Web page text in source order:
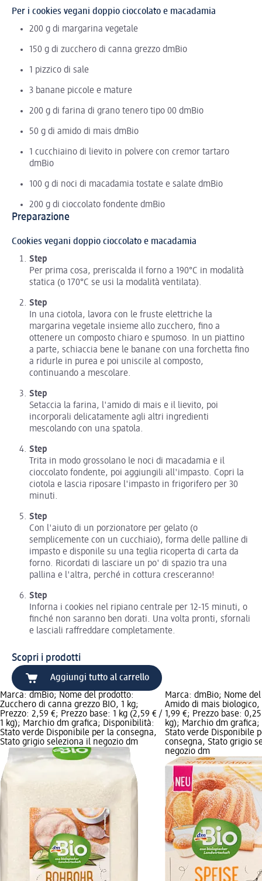
Per i cookies vegani doppio cioccolato e macadamia
200 g di margarina vegetale
150 g di zucchero di canna grezzo dmBio
1 pizzico di sale
3 banane piccole e mature
200 g di farina di grano tenero tipo 00 dmBio
50 g di amido di mais dmBio
1 cucchiaino di lievito in polvere con cremor tartaro
dmBio
100 g di noci di macadamia tostate e salate dmBio
200 g di cioccolato fondente dmBio
Preparazione
Cookies vegani doppio cioccolato e macadamia
Step
Per prima cosa, preriscalda il forno a 190°C in modalità
statica (o 170°C se usi la modalità ventilata).
Step
In una ciotola, lavora con le fruste elettriche la
margarina vegetale insieme allo zucchero, fino a
ottenere un composto chiaro e spumoso. In un piattino
a parte, schiaccia bene le banane con una forchetta fino
a ridurle in purea e poi uniscile al composto,
continuando a mescolare.
Step
Setaccia la farina, l'amido di mais e il lievito, poi
incorporali delicatamente agli altri ingredienti
mescolando con una spatola.
Step
Trita in modo grossolano le noci di macadamia e il
cioccolato fondente, poi aggiungili all'impasto. Copri la
ciotola e lascia riposare l'impasto in frigorifero per 30
minuti.
Step
Con l'aiuto di un porzionatore per gelato (o
semplicemente con un cucchiaio), forma delle palline di
impasto e disponile su una teglia ricoperta di carta da
forno. Ricordati di lasciare un po' di spazio tra una
pallina e l'altra, perché in cottura cresceranno!
Step
Inforna i cookies nel ripiano centrale per 12-15 minuti, o
finché non saranno ben dorati. Una volta pronti, sfornali
e lasciali raffreddare completamente.
Scopri i prodotti
Aggiungi tutto al carrello
Marca: dmBio; Nome del prodotto:
Zucchero di canna grezzo BIO, 1 kg;
Prezzo: 2,59 €; Prezzo base: 1 kg (2,59 € /
1 kg); Marchio dm grafica; Disponibilità:
Stato verde Disponibile per la consegna,
Stato grigio seleziona il negozio dm
Marca: dmBio; Nome
Amido di mais biologico,
1,99 €; Prezzo base:
kg); Marchio dm
Stato verde Disponibile
consegna, Stato grigio
negozio dm